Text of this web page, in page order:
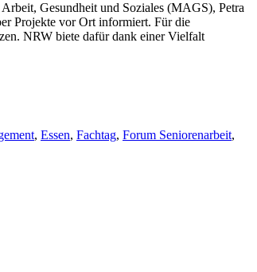
Gesundheit und Soziales (MAGS), Petra
Projekte vor Ort informiert. Für die
NRW biete dafür dank einer Vielfalt
, Essen, Fachtag, Forum Seniorenarbeit,